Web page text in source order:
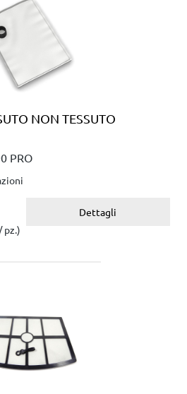
NON TESSUTO
PRO
pz.)
Dettagli